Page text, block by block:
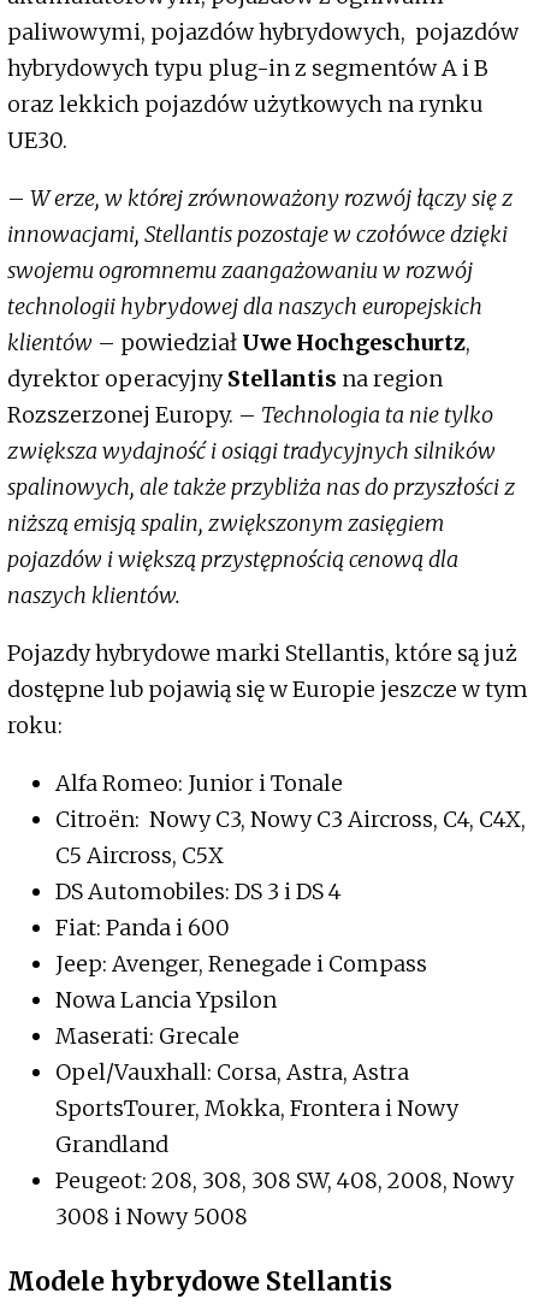
paliwowymi, pojazdów hybrydowych, pojazdów
hybrydowych typu plug-in z segmentów A i B
oraz lekkich pojazdów użytkowych na rynku
UE30.
– W erze, w której zrównoważony rozwój łączy się z
innowacjami, Stellantis pozostaje w czołówce dzięki
swojemu ogromnemu zaangażowaniu w rozwój
technologii hybrydowej dla naszych europejskich
klientów – powiedział Uwe Hochgeschurtz,
dyrektor operacyjnyStellantis na region
Rozszerzonej Europy. – Technologia ta nie tylko
zwiększa wydajność i osiągi tradycyjnych silników
spalinowych, ale także przybliża nas do przyszłości z
niższą emisją spalin, zwiększonym zasięgiem
pojazdów i większą przystępnością cenową dla
naszych klientów.
Pojazdy hybrydowe marki Stellantis, które są już
dostępne lub pojawią się w Europie jeszcze w tym
roku:
Alfa Romeo: Junior i Tonale
Citroën: Nowy C3, Nowy C3 Aircross, C4, C4X,
C5 Aircross, C5X
DS Automobiles: DS 3 i DS 4
Fiat: Panda i 600
Jeep: Avenger, Renegade i Compass
Nowa Lancia Ypsilon
Maserati: Grecale
Opel/Vauxhall: Corsa, Astra, Astra
SportsTourer, Mokka, Frontera i Nowy
Grandland
Peugeot: 208, 308, 308 SW, 408, 2008, Nowy
3008 i Nowy 5008
Modele hybrydowe Stellantis